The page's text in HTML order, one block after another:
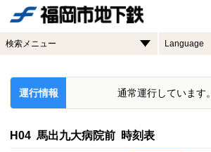
検索メニュー Language
運行情報 通常運行しています。
H04 馬出九大病院前 時刻表